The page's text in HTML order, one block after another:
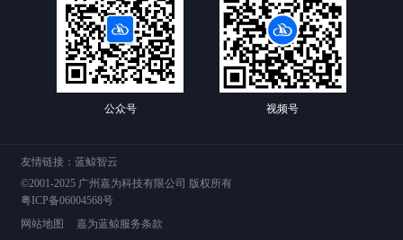
公众号 视频号
友情链接：蓝鲸智云
©2001-2025 广州嘉为科技有限公司 版权所有
粤ICP备06004568号
网站地图
嘉为蓝鲸服务条款